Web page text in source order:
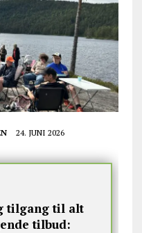
24. JUNI 2026
tilgang til alt
tilbud: